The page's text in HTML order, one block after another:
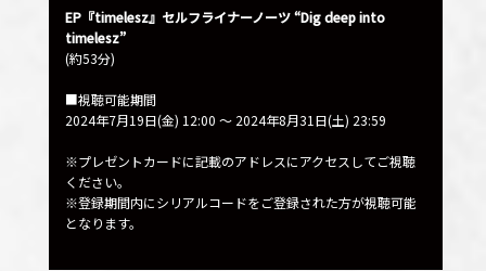
EP『timelesz』セルフライナーノーツ “Dig deep into
timelesz”
(約53分)
■視聴可能期間
2024年7月19日(金) 12:00 ～ 2024年8月31日(土) 23:59
※プレゼントカードに記載のアドレスにアクセスしてご視聴
ください。
※登録期間内にシリアルコードをご登録された方が視聴可能
となります。